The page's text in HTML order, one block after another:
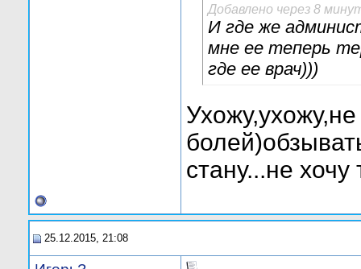
Добавлено через 8
И где же
мне ее теперь
где ее врач)))
стану...не
25.12.2015, 21:08